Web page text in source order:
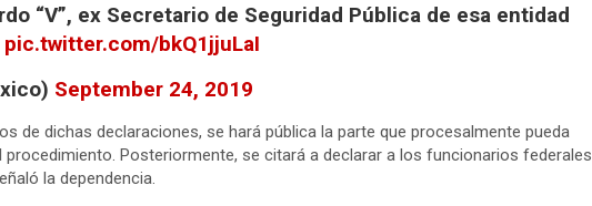
“V”, ex Secretario de Seguridad Pública de esa entidad
pic.twitter.com/bkQ1jjuLaI
September 24, 2019
de dichas declaraciones, se hará pública la parte que procesalmente pueda
Posteriormente, se citará a declarar a los funcionarios federales
la dependencia.